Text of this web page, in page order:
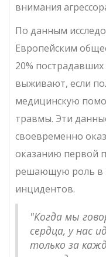
внимания
По данным
Европейским
20%
выживают, если
медицинскую
травмы. Эти
своевременно
оказанию первой
решающую роль в
инцидентов.
"Когда мы
сердца, у нас
только за